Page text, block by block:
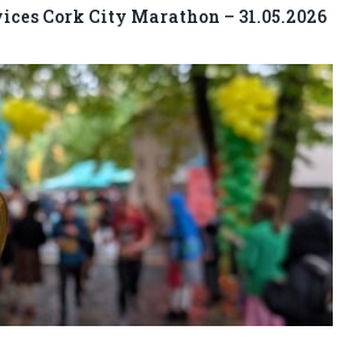
Cork City Marathon – 31.05.2026